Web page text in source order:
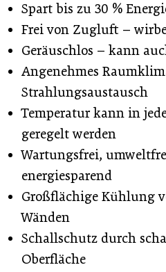
Spart bis zu 30 %
Frei von Zugluft –
Geräuschlos – kann
Angenehmes
Strahlungsaustausch
Temperatur kann in
geregelt werden
Wartungsfrei,
energiesparend
Großflächige Kühlung
Wänden
Schallschutz durch
Oberfläche